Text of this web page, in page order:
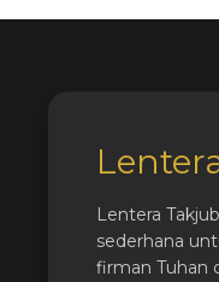
Lentera
sederhana
firman Tuhan